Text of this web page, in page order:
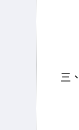
三、